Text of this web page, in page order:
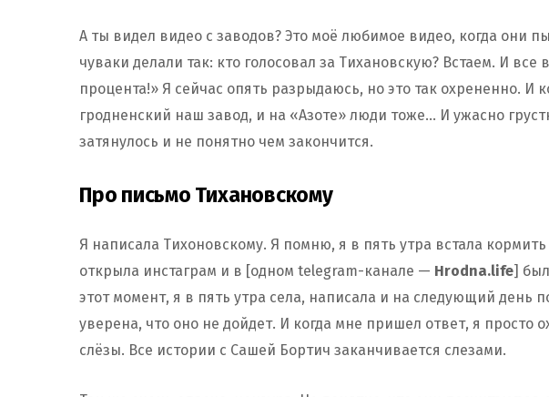
А ты видел видео с заводов? Это моё любимое видео, когда они
чуваки делали так: кто голосовал за Тихановскую? Встаем. И
процента!» Я сейчас опять разрыдаюсь, но это так охрененно. И
гродненский наш завод, и на «Азоте» люди тоже… И ужасно
затянулось и не понятно чем закончится.
Про письмо Тихановскому
Я написала Тихоновскому. Я помню, я в пять утра встала
открыла инстаграм и в [одном telegram-канале — Hrodna.life]
этот момент, я в пять утра села, написала и на следующий день
уверена, что оно не дойдет. И когда мне пришел ответ, я просто
слёзы. Все истории с Сашей Бортич заканчивается слезами.